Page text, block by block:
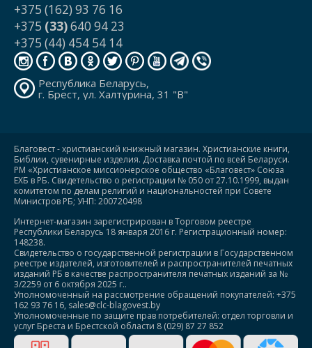
+375 (162) 93 76 16
+375 (33)640 94 23
+375 (44) 454 54 14
Республика Беларусь,
г. Брест, ул. Халтурина, 31 "В"
Благовест - христианский книжный магазин. Христианские книги,
Библии, сувенирные изделия. Доставка почтой по всей Беларуси.
РМ «Христианское миссионерское общество «Благовест» Союза
ЕХБ в РБ. Свидетельство о регистрации № 050 от 27.10.1999, выдан
комитетом по делам религий и национальностей при Совете
Министров РБ; УНП: 200720498
Интернет-магазин зарегистрирован в Торговом реестре
Республики Беларусь 18 января 2016 г. Регистрационный номер:
148238.
Свидетельство о государственной регистрации в Государственном
реестре издателей, изготовителей и распространителей печатных
изданий РБ в качестве распространителя печатных изданий за №
3/2259 от 6 октября 2025 г..
Уполномоченный на рассмотрение обращений покупателей: +375
162 93 76 16, sales@clc-blagovest.by
Уполномоченные по защите прав потребителей: отдел торговли и
услуг Бреста и Брестской области 8 (029) 87 27 852